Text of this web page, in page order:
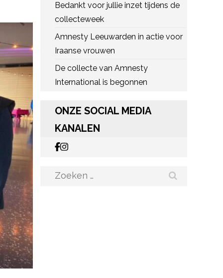
Bedankt voor jullie inzet tijdens de
collecteweek
Amnesty Leeuwarden in actie voor
Iraanse vrouwen
De collecte van Amnesty
International is begonnen
ONZE SOCIAL MEDIA
KANALEN
Zoeken